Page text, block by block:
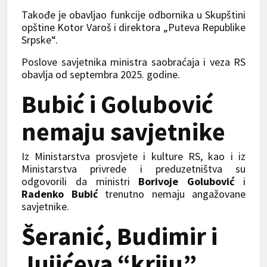
Takođe je obavljao funkcije odbornika u Skupštini
opštine Kotor Varoš i direktora „Puteva Republike
Srpske“.
Poslove savjetnika ministra saobraćaja i veza RS
obavlja od septembra 2025. godine.
Bubić i Golubović
nemaju savjetnike
Iz Ministarstva prosvjete i kulture RS, kao i iz
Ministarstva privrede i preduzetništva su
odgovorili da ministri Borivoje Golubovići
Radenko Bubićtrenutno nemaju angažovane
savjetnike.
Šeranić, Budimir i